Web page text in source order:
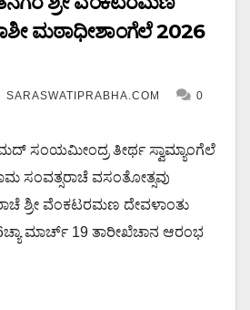
ಮಠಾಧೀಶಾಂಗೆಲೆ 2026
SARASWATIPRABHA.COM 0
ಸಂಯಮೀಂದ್ರ ತೀರ್ಥ ಸ್ವಾಮ್ಯಾಂಗೆಲೆ
ಸಂವತ್ಸರಾಚೆ ವಸಂತೋತ್ಸವು
ಶ್ರೀ ವೆಂಕಟರಮಣ ದೇವಳಾಂತು
ಮಾರ್ಚ್ 19 ತಾರೀಖೆಚಾನ ಆರಂಭ